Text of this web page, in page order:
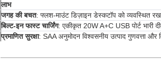
लाभ
जगह की बचत: फ्लश-माउंट डिज़ाइन डेस्कटॉप को व्यवस्थित
बिल्ट-इन फास्ट चार्जिंग: एकीकृत 20W A+C USB पोर्ट भारी
प्रमाणित सुरक्षा: SAA अनुमोदन विश्वसनीय उत्पाद गुणवत्ता और